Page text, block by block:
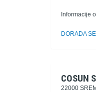
Informacije
DORADA
COSUN
22000